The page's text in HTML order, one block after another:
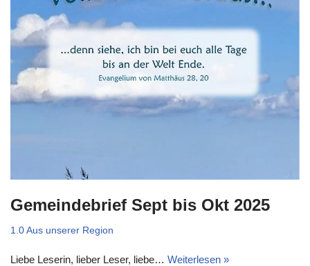
Gemeindebrief Sept bis Okt 2025
1.0 Aus unserer Region
Liebe Leserin, lieber Leser, liebe… Weiterlesen »